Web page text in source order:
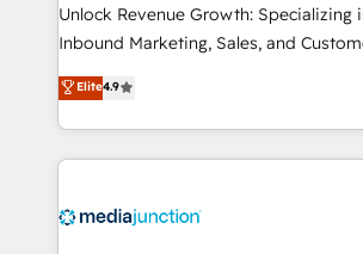
Unlock Revenue Growth: Specializing
Inbound Marketing, Sales, and Customer
specialize in driving revenue growth
across industries through tailored
and customer success strategies,
methodologies. As Latin America's
offer unparalleled insights. Operating in five
Elite4.9